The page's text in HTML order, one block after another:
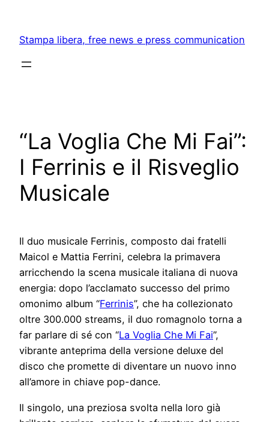
content
Stampa libera, free news e press communication
“La Voglia Che Mi Fai”:
I Ferrinis e il Risveglio
Musicale
Il duo musicale Ferrinis, composto dai fratelli
Maicol e Mattia Ferrini, celebra la primavera
arricchendo la scena musicale italiana di nuova
energia: dopo l’acclamato successo del primo
omonimo album “Ferrinis”, che ha collezionato
oltre 300.000 streams, il duo romagnolo torna a
far parlare di sé con “La Voglia Che Mi Fai”,
vibrante anteprima della versione deluxe del
disco che promette di diventare un nuovo inno
all’amore in chiave pop-dance.
Il singolo, una preziosa svolta nella loro già